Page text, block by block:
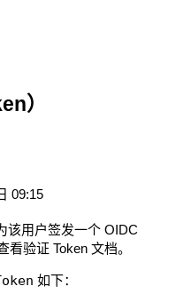
）
09:15
该用户签发一个 OIDC
看验证 Token 文档。
如下：